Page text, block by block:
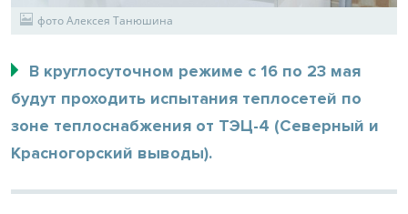
фото Алексея Танюшина
В круглосуточном режиме с 16 по 23 мая
будут проходить испытания теплосетей по
зоне теплоснабжения от ТЭЦ-4 (Северный и
Красногорский выводы).